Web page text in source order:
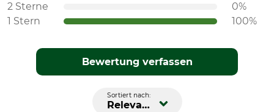
2 Sterne
0%
1 Stern
100%
Bewertung verfassen
Sortiert nach:
Relevanz